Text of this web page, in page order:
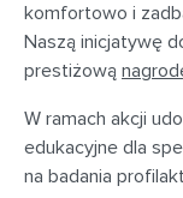
komfortowo i
Naszą inicjatywę
prestiżową
W ramach akcji
edukacyjne dla
na badania